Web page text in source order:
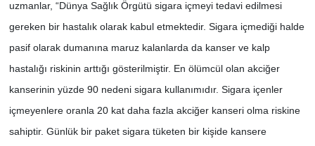
uzmanlar, “Dünya Sağlık Örgütü sigara içmeyi tedavi edilmesi
gereken bir hastalık olarak kabul etmektedir. Sigara içmediği halde
pasif olarak dumanına maruz kalanlarda da kanser ve kalp
hastalığı riskinin arttığı gösterilmiştir. En ölümcül olan akciğer
kanserinin yüzde 90 nedeni sigara kullanımıdır. Sigara içenler
içmeyenlere oranla 20 kat daha fazla akciğer kanseri olma riskine
sahiptir. Günlük bir paket sigara tüketen bir kişide kansere